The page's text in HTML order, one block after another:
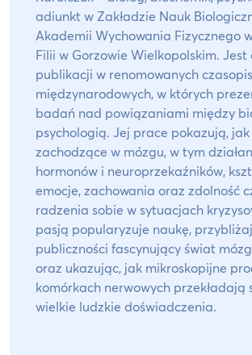
adiunkt w Zakładzie Nauk
Akademii Wychowania Fizycznego
Filii w Gorzowie Wielkopolskim.
publikacji w renomowanych
międzynarodowych, w których
badań nad powiązaniami między
psychologią. Jej prace pokazują,
zachodzące w mózgu, w tym
hormonów i neuroprzekaźników,
emocje, zachowania oraz zdolność
radzenia sobie w sytuacjach
pasją popularyzuje naukę,
publiczności fascynujący świat
oraz ukazując, jak mikroskopijne
komórkach nerwowych przekładają
wielkie ludzkie doświadczenia.